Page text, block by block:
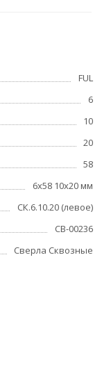
FUL
6
10
20
58
6x58 10x20 мм
СК.6.10.20 (левое)
СВ-00236
Сверла Сквозные